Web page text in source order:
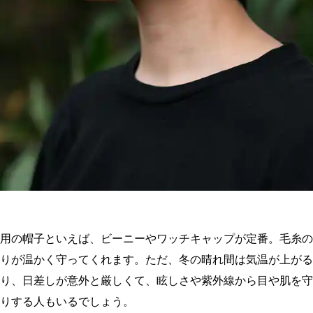
の帽子といえば、ビーニーやワッチキャップが定番。毛糸
が温かく守ってくれます。ただ、冬の晴れ間は気温が上が
、日差しが意外と厳しくて、眩しさや紫外線から目や肌を
する人もいるでしょう。